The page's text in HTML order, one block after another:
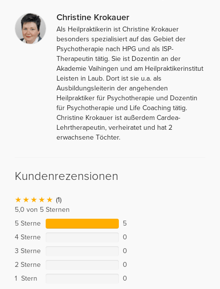
Christine Krokauer
Als Heilpraktikerin ist Christine Krokauer
besonders spezialisiert auf das Gebiet der
Psychotherapie nach HPG und als ISP-
Therapeutin tätig. Sie ist Dozentin an der
Akademie Vaihingen und am Heilpraktikerinstitut
Leisten in Laub. Dort ist sie u.a. als
Ausbildungsleiterin der angehenden
Heilpraktiker für Psychotherapie und Dozentin
für Psychotherapie und Life Coaching tätig.
Christine Krokauer ist außerdem Cardea-
Lehrtherapeutin, verheiratet und hat 2
erwachsene Töchter.
Kundenrezensionen
(1)
5,0 von 5 Sternen
5 Sterne
5
4 Sterne
0
3 Sterne
0
2 Sterne
0
1 Stern
0